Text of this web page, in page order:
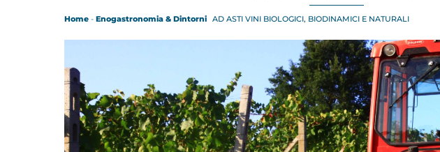
Home - Enogastronomia & Dintorni AD ASTI VINI BIOLOGICI, BIODINAMICI E NATURALI